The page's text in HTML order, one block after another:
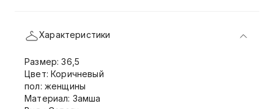
Характеристики
Размер: 36,5
Цвет: Коричневый
пол: женщины
Материал: Замша